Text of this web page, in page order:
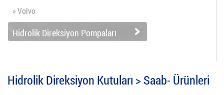
» Volvo
Hidrolik Direksiyon Pompaları
Hidrolik Direksiyon Kutuları > Saab- Ürünleri